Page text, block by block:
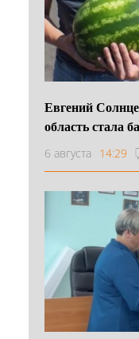
Евгений
область стала
6 августа 14:29